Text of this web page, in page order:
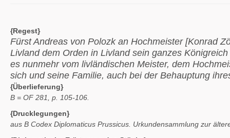
{Regest}
Fürst Andreas von Polozk an Hochmeister [Konrad
Livland dem Orden in Livland sein ganzes
es nunmehr vom livländischen Meister, dem
sich und seine Familie, auch bei der Behauptung
{Überlieferung}
B = OF 281, p. 105-106.
{Drucklegungen}
aus B Codex Diplomaticus Prussicus. Urkundensammlung zur